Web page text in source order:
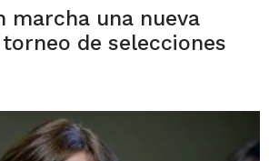
marcha una nueva
de selecciones